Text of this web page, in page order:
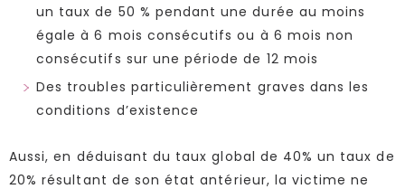
un taux de 50 % pendant une durée au moins
égale à 6 mois consécutifs ou à 6 mois non
consécutifs sur une période de 12 mois
Des troubles particulièrement graves dans les
conditions d’existence
Aussi, en déduisant du taux global de 40% un taux de
20% résultant de son état antérieur, la victime ne